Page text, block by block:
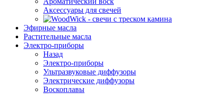
Аксессуары для свечей
Эфирные масла
Растительные масла
Электро-приборы
Назад
Электро-приборы
Ультразвуковые диффузоры
Электрические диффузоры
Воскоплавы